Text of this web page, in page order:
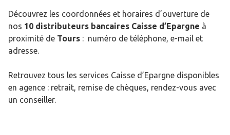
Découvrez les coordonnées et horaires d’ouverture de
nos 10 distributeurs bancaires Caisse d’Epargne à
proximité de Tours : numéro de téléphone, e-mail et
adresse.
Retrouvez tous les services Caisse d’Epargne disponibles
en agence : retrait, remise de chèques, rendez-vous avec
un conseiller.